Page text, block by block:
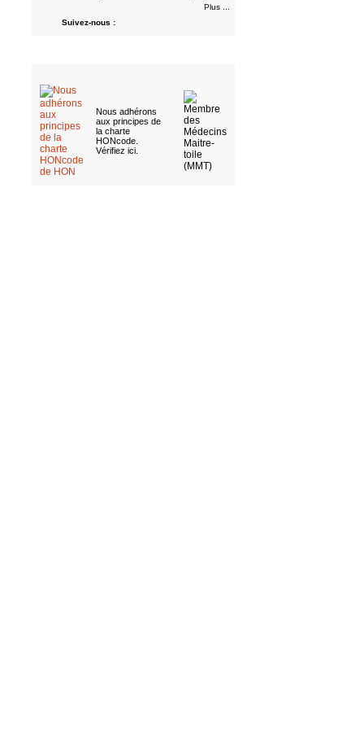
Plus ...
Suivez-nous :
Nous adhérons
aux principes de
la charte
HONcode.
Vérifiez ici.